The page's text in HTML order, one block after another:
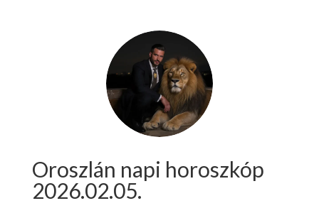
Oroszlán napi horoszkóp
2026.02.05.